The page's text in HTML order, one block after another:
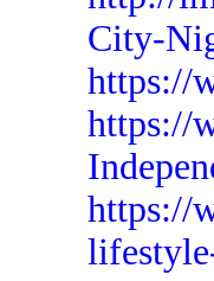
City-
https://
https://
https://